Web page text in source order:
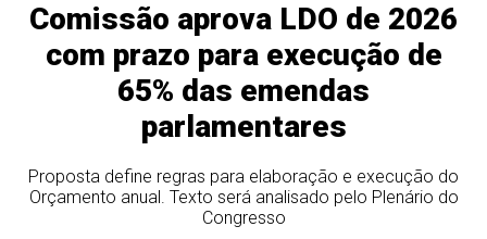
Comissão aprova LDO de 2026
com prazo para execução de
65% das emendas
parlamentares
Proposta define regras para elaboração e execução do
Orçamento anual. Texto será analisado pelo Plenário do
Congresso